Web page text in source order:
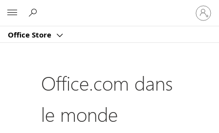
Office Store
vous
à
compte
Office.com dans
le monde